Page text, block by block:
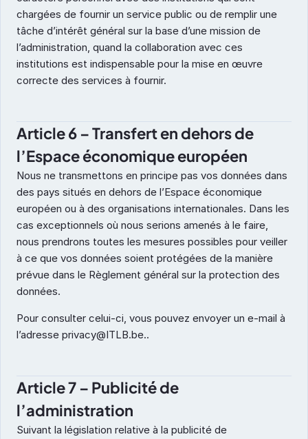
chargées de fournir un service public ou de remplir une
tâche d’intérêt général sur la base d’une mission de
l’administration, quand la collaboration avec ces
institutions est indispensable pour la mise en œuvre
correcte des services à fournir.
Article 6 – Transfert en dehors de
l’Espace économique européen
Nous ne transmettons en principe pas vos données dans
des pays situés en dehors de l’Espace économique
européen ou à des organisations internationales. Dans les
cas exceptionnels où nous serions amenés à le faire,
nous prendrons toutes les mesures possibles pour veiller
à ce que vos données soient protégées de la manière
prévue dans le Règlement général sur la protection des
données.
Pour consulter celui-ci, vous pouvez envoyer un e-mail à
l’adresse privacy@ITLB.be..
Article 7 – Publicité de
l’administration
Suivant la législation relative à la publicité de